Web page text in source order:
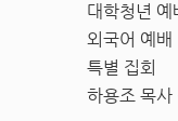
대학청년 예
외국어 예배
특별 집회
하용조 목사